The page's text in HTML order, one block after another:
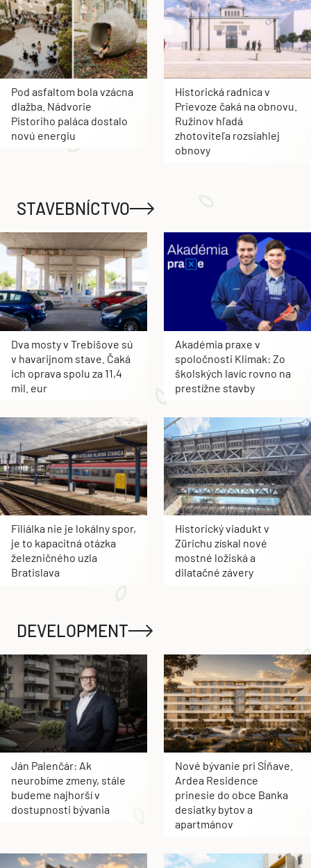
Pod asfaltom bola vzácna
dlažba. Nádvorie
Pistoriho paláca dostalo
novú energiu
Historická radnica v
Prievoze čaká na obnovu.
Ružinov hľadá
zhotoviteľa rozsiahlej
obnovy
STAVEBNÍCTVO
Dva mosty v Trebišove sú
v havarijnom stave. Čaká
ich oprava spolu za 11,4
mil. eur
Akadémia praxe v
spoločnosti Klimak: Zo
školských lavíc rovno na
prestížne stavby
Filiálka nie je lokálny spor,
je to kapacitná otázka
železničného uzla
Bratislava
Historický viadukt v
Zürichu získal nové
mostné ložiská a
dilatačné závery
DEVELOPMENT
Ján Palenčár: Ak
neurobíme zmeny, stále
budeme najhorší v
dostupnosti bývania
Nové bývanie pri Sĺňave.
Ardea Residence
prinesie do obce Banka
desiatky bytov a
apartmánov